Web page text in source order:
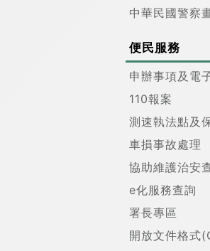
中華民國警察
便民服務
申辦事項及電
110報案
測速執法點及
車損事故處理
協助維護治安
e化服務查詢
署長專區
開放文件格式